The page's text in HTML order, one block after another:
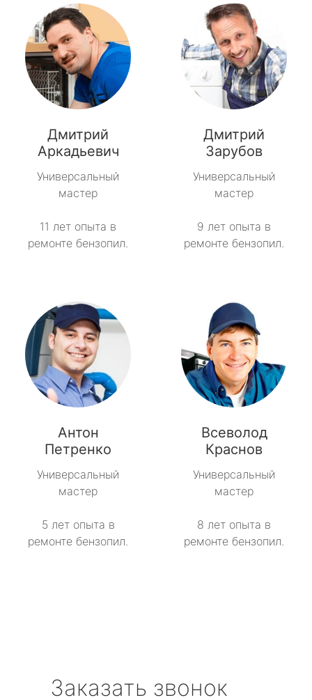
Дмитрий
Аркадьевич
Универсальный
мастер
11 лет опыта в
ремонте бензопил.
Дмитрий
Зарубов
Универсальный
мастер
9 лет опыта в
ремонте бензопил.
Антон
Петренко
Универсальный
мастер
5 лет опыта в
ремонте бензопил.
Всеволод
Краснов
Универсальный
мастер
8 лет опыта в
ремонте бензопил.
Заказать звонок